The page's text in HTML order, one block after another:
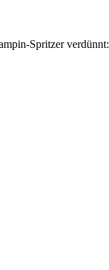
Spritzer verdünnt: